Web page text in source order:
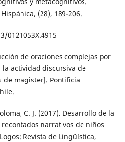
(28), 189-206.
0121053X.4915
de oraciones complejas por
la actividad discursiva de
de magister]. Pontificia
C. J. (2017). Desarrollo de la
narrativos de niños
Revista de Lingüística,